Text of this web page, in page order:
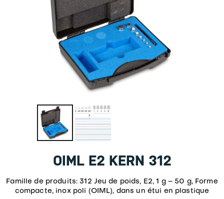
OIML E2 KERN 312
Famille de produits: 312 Jeu de poids, E2, 1 g – 50 g, Forme
compacte, inox poli (OIML), dans un étui en plastique